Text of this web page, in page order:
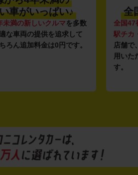
車がいっぱい♪
未満の新しいクルマを多数
な車両の提供を追求して
ろん追加料金は0円です。
全
全国47
駅チカ
店舗で
用いた
す。